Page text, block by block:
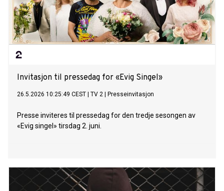
Invitasjon til pressedag for «Evig Singel»
26.5.2026 10:25:49 CEST TV 2 Presseinvitasjon
Presse inviteres til pressedag for den tredje sesongen av
«Evig singel» tirsdag 2. juni.